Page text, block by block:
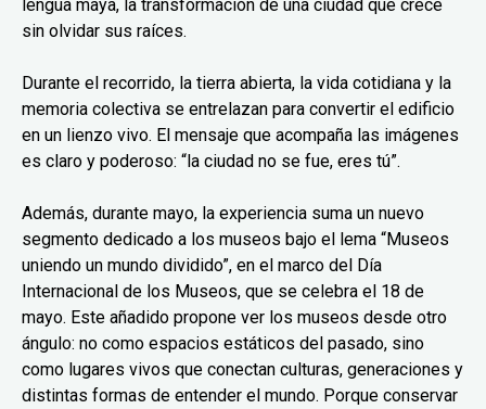
lengua maya, la transformación de una ciudad que crece
sin olvidar sus raíces.
Durante el recorrido, la tierra abierta, la vida cotidiana y la
memoria colectiva se entrelazan para convertir el edificio
en un lienzo vivo. El mensaje que acompaña las imágenes
es claro y poderoso: “la ciudad no se fue, eres tú”.
Además, durante mayo, la experiencia suma un nuevo
segmento dedicado a los museos bajo el lema “Museos
uniendo un mundo dividido”, en el marco del Día
Internacional de los Museos, que se celebra el 18 de
mayo. Este añadido propone ver los museos desde otro
ángulo: no como espacios estáticos del pasado, sino
como lugares vivos que conectan culturas, generaciones y
distintas formas de entender el mundo. Porque conservar